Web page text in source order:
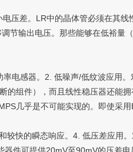
压差。LR中的晶体管必须在其线
节输出电压。那些能够在低裕量
电感器。2. 低噪声/低纹波应用。
的组件），而且线性稳压器还能
几乎是不可能实现的。即使采
快的瞬态响应。4. 低压差应用
件可提供20mV至90mV的压差